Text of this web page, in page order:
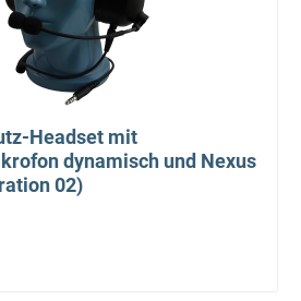
Headset mit
dynamisch und Nexus
02)